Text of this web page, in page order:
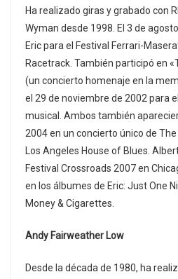
Ha realizado giras y grabado con
Wyman desde 1998. El 3 de
Eric para el Festival Ferrari-
Racetrack. También participó en
(un concierto homenaje en la
el 29 de noviembre de 2002 para
musical. Ambos también
2004 en un concierto único de
Los Angeles House of Blues.
Festival Crossroads 2007 en
en los álbumes de Eric: Just One
Money & Cigarettes.
Andy Fairweather Low
Desde la década de 1980, ha